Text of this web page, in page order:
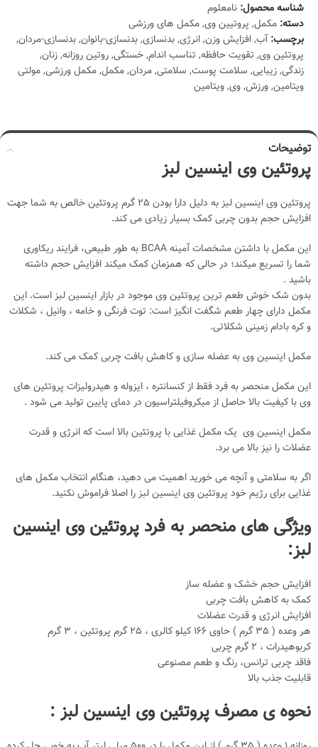
شناسه محصول: نامعلوم
دسته: مکمل, پروتیین وی,مکمل های ورزشی
برچسب: آب,افزایش وزن,انرژی,بدنسازی,بدنسازی-بانوان,بدنسازی-مردان,
پروتئین وی, تقویت حافظه, تناسب اندام,خستگی,روتین روزانه,زنان,
زندگی,زیبایی, سلامت پوست, سلامتی,مردان,مکمل,مکمل ورزشی,مولتی
ویتامین,ورزش,وی,ویتامین
توضیحات
پروتئین وی اینسین لبز
پروتئین وی اینسین لبز به دلیل دارا بودن 25 گرم پروتئین خالص به شما جهت
افزایش حجم بدون چربی کمک بسیار زیادی می کند.
این مکمل با داشتن مشخصات آمینه BCAA به طور طبیعی، فرایند ریکاوری
شما را تسریع میکند؛ در حالی که همزمان کمک میکند افزایش حجم داشته
باشید .
بدون شک خوش طعم ترین پروتئین وی موجود در بازار اینسین لبز است. این
مکمل دارای چهار طعم شگفت انگیز است: توت فرنگی و خامه ، وانیل ، شکلات
و کره بادام زمینی شکلاتی.
مکمل اینسین وی به عضله سازی و کاهش بافت چربی کمک می کند.
این مکمل منحصر به فرد فقط از کنسانتره ، ایزوله و هیدرولیزات پروتئین های
وی با کیفیت بالا حاصل از میکروفیلتراسیون در دمای پایین تولید می شود .
مکمل اینسین وی یک مکمل غذایی با پروتئین بالا است که انرژی و قدرت
عضلات را نیز بالا می برد.
اگر به سلامتی و آنچه می خورید اهمیت می دهید، هنگام انتخاب مکمل های
غذایی برای رژیم خود پروتئین وی اینسین لبز را اصلا فراموش نکنید.
ویژگی های منحصر به فرد پروتئین وی اینسین
لبز:
افزایش حجم خشک و عضله ساز
کمک به کاهش بافت چربی
افزایش انرژی و قدرت عضلات
هر وعده ( 35 گرم ) حاوی 166 کیلو کالری ، 25 گرم پروتئین ، 3 گرم
کربوهیدرات ، 2 گرم چربی
فاقد چربی ترانس، رنگ و طعم مصنوعی
قابلیت جذب بالا
نحوه ی مصرف پروتئین وی اینسین لبز :